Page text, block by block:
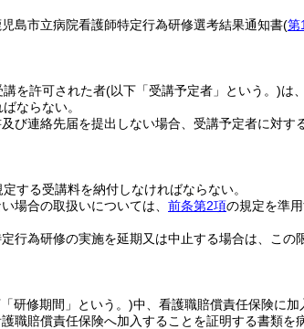
島市立病院看護師特定行為研修選考結果通知書(第
を許可された者(以下「受講予定者」という。)は
ならない。
び連絡先届を提出しない場合、受講予定者に対す
定する受講料を納付しなければならない。
場合の取扱いについては、 前条第2項の規定を準用
行為研修の実施を延期又は中止する場合は、この
研修期間」という。)中、看護職賠償責任保険に加
職賠償責任保険へ加入することを証明する書類を